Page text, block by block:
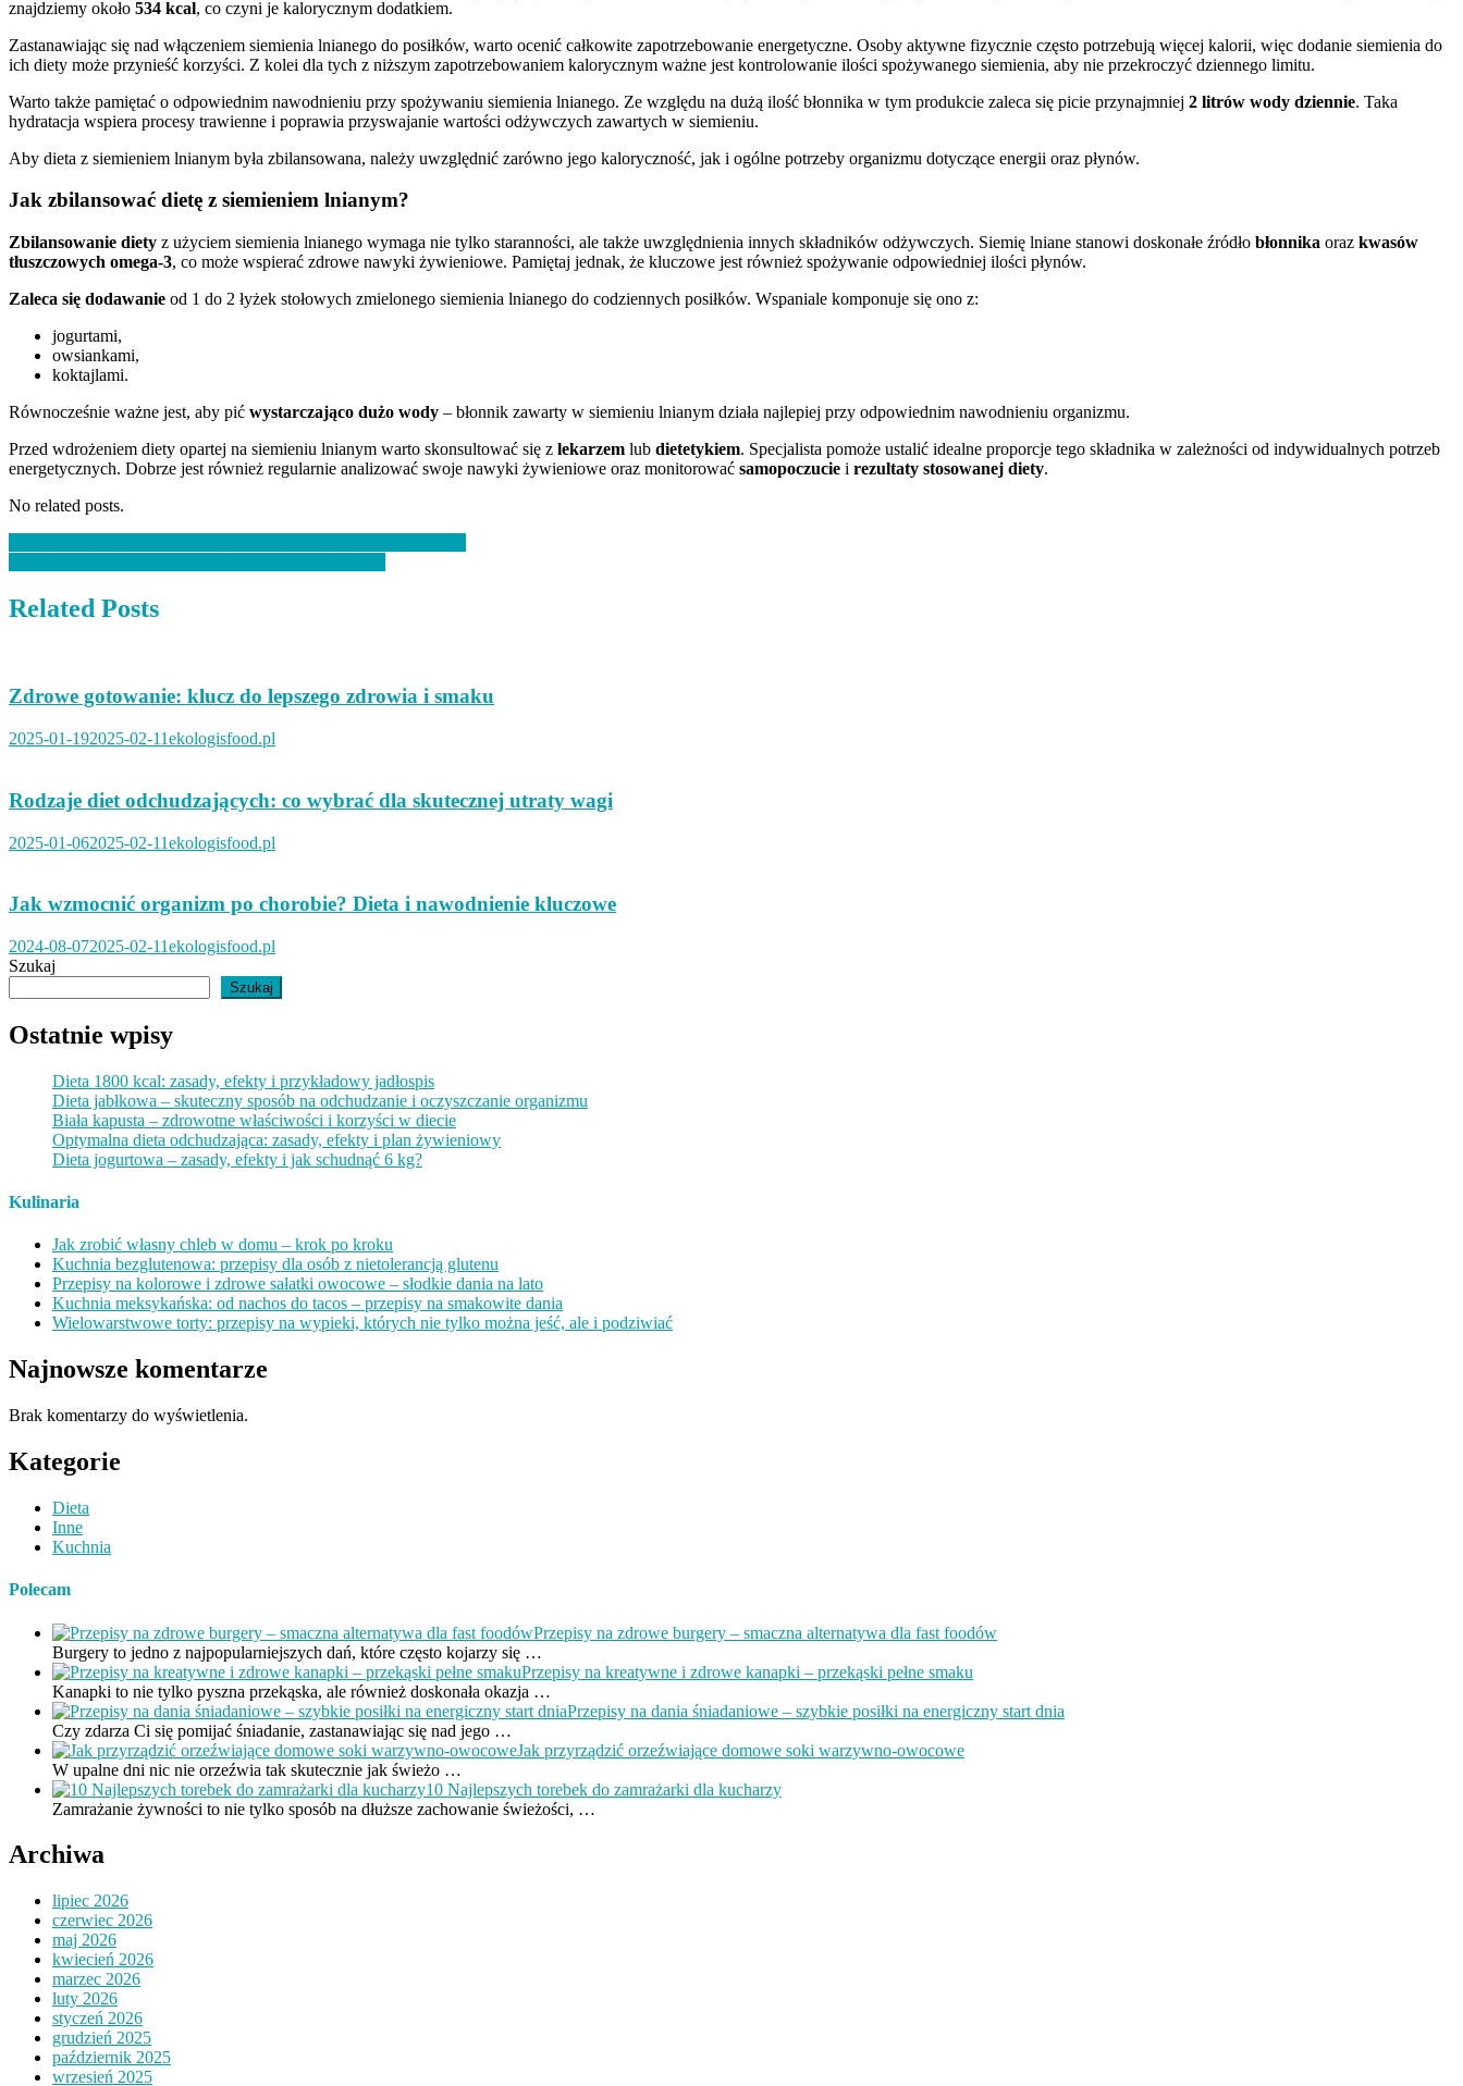
znajdziemy około 534 kcal, co czyni je kalorycznym dodatkiem.
Zastanawiając się nad włączeniem siemienia lnianego do posiłków, warto ocenić całkowite zapotrzebowanie energetyczne. Osoby aktywne fizycznie często potrzebują więcej kalorii, więc dodanie siemienia do
ich diety może przynieść korzyści. Z kolei dla tych z niższym zapotrzebowaniem kalorycznym ważne jest kontrolowanie ilości spożywanego siemienia, aby nie przekroczyć dziennego limitu.
Warto także pamiętać o odpowiednim nawodnieniu przy spożywaniu siemienia lnianego. Ze względu na dużą ilość błonnika w tym produkcie zaleca się picie przynajmniej 2 litrów wody dziennie. Taka
hydratacja wspiera procesy trawienne i poprawia przyswajanie wartości odżywczych zawartych w siemieniu.
Aby dieta z siemieniem lnianym była zbilansowana, należy uwzględnić zarówno jego kaloryczność, jak i ogólne potrzeby organizmu dotyczące energii oraz płynów.
Jak zbilansować dietę z siemieniem lnianym?
Zbilansowanie diety z użyciem siemienia lnianego wymaga nie tylko staranności, ale także uwzględnienia innych składników odżywczych. Siemię lniane stanowi doskonałe źródło błonnika oraz kwasów
tłuszczowych omega-3, co może wspierać zdrowe nawyki żywieniowe. Pamiętaj jednak, że kluczowe jest również spożywanie odpowiedniej ilości płynów.
Zaleca się dodawanie od 1 do 2 łyżek stołowych zmielonego siemienia lnianego do codziennych posiłków. Wspaniale komponuje się ono z:
jogurtami,
owsiankami,
koktajlami.
Równocześnie ważne jest, aby pić wystarczająco dużo wody – błonnik zawarty w siemieniu lnianym działa najlepiej przy odpowiednim nawodnieniu organizmu.
Przed wdrożeniem diety opartej na siemieniu lnianym warto skonsultować się z lekarzem lub dietetykiem. Specjalista pomoże ustalić idealne proporcje tego składnika w zależności od indywidualnych potrzeb
energetycznych. Dobrze jest również regularnie analizować swoje nawyki żywieniowe oraz monitorować samopoczucie i rezultaty stosowanej diety.
No related posts.
Nawigacja
wpisu
Related Posts
Zdrowe gotowanie: klucz do lepszego zdrowia i smaku
2025-01-192025-02-11ekologisfood.pl
Rodzaje diet odchudzających: co wybrać dla skutecznej utraty wagi
2025-01-062025-02-11ekologisfood.pl
Jak wzmocnić organizm po chorobie? Dieta i nawodnienie kluczowe
2024-08-072025-02-11ekologisfood.pl
Szukaj
Szukaj
Ostatnie wpisy
Dieta 1800 kcal: zasady, efekty i przykładowy jadłospis
Dieta jabłkowa – skuteczny sposób na odchudzanie i oczyszczanie organizmu
Biała kapusta – zdrowotne właściwości i korzyści w diecie
Optymalna dieta odchudzająca: zasady, efekty i plan żywieniowy
Dieta jogurtowa – zasady, efekty i jak schudnąć 6 kg?
Kulinaria
Jak zrobić własny chleb w domu – krok po kroku
Kuchnia bezglutenowa: przepisy dla osób z nietolerancją glutenu
Przepisy na kolorowe i zdrowe sałatki owocowe – słodkie dania na lato
Kuchnia meksykańska: od nachos do tacos – przepisy na smakowite dania
Wielowarstwowe torty: przepisy na wypieki, których nie tylko można jeść, ale i podziwiać
Najnowsze komentarze
Brak komentarzy do wyświetlenia.
Kategorie
Dieta
Inne
Kuchnia
Polecam
Przepisy na zdrowe burgery – smaczna alternatywa dla fast foodów
Burgery to jedno z najpopularniejszych dań, które często kojarzy się …
Przepisy na kreatywne i zdrowe kanapki – przekąski pełne smaku
Kanapki to nie tylko pyszna przekąska, ale również doskonała okazja …
Przepisy na dania śniadaniowe – szybkie posiłki na energiczny start dnia
Czy zdarza Ci się pomijać śniadanie, zastanawiając się nad jego …
Jak przyrządzić orzeźwiające domowe soki warzywno-owocowe
W upalne dni nic nie orzeźwia tak skutecznie jak świeżo …
10 Najlepszych torebek do zamrażarki dla kucharzy
Zamrażanie żywności to nie tylko sposób na dłuższe zachowanie świeżości, …
Archiwa
lipiec 2026
czerwiec 2026
maj 2026
kwiecień 2026
marzec 2026
luty 2026
styczeń 2026
grudzień 2025
październik 2025
wrzesień 2025